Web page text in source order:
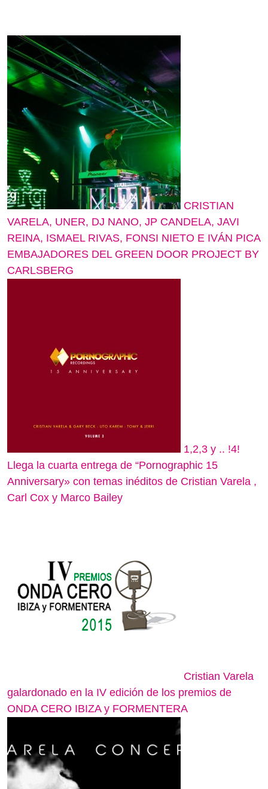
CRISTIAN
VARELA, UNER, DJ NANO, JP CANDELA, JAVI
REINA, ISMAEL RIVAS, FONSI NIETO E IVÁN PICA
EMBAJADORES DEL GREEN DOOR PROJECT BY
CARLSBERG
1,2,3 y .. !4!
Llega la cuarta entrega de “Pornographic 15
Anniversary» con temas inéditos de Cristian Varela ,
Carl Cox y Marco Bailey
Cristian Varela
galardonado en la IV edición de los premios de
ONDA CERO IBIZA y FORMENTERA